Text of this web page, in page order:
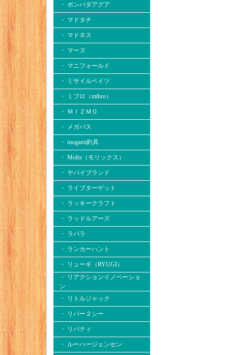
・ ボンバダアグア
・ マドタチ
・ マドネス
・ マーズ
・ マニフォールド
・ ミサイルベイツ
・ ミブロ（mibro）
・ ＭＩＺＭＯ
・ メガバス
・ mogami釣具
・ Molix（モリックス）
・ ヤバイブランド
・ ライブターゲット
・ ラッキークラフト
・ ラッドルアーズ
・ ラパラ
・ ランカーハント
・ リューギ（RYUGI）
・ リアクションイノベーショ
ン
・ リトルジャック
・ リバー２シー
・ リバティ
・ ルーハージェンセン